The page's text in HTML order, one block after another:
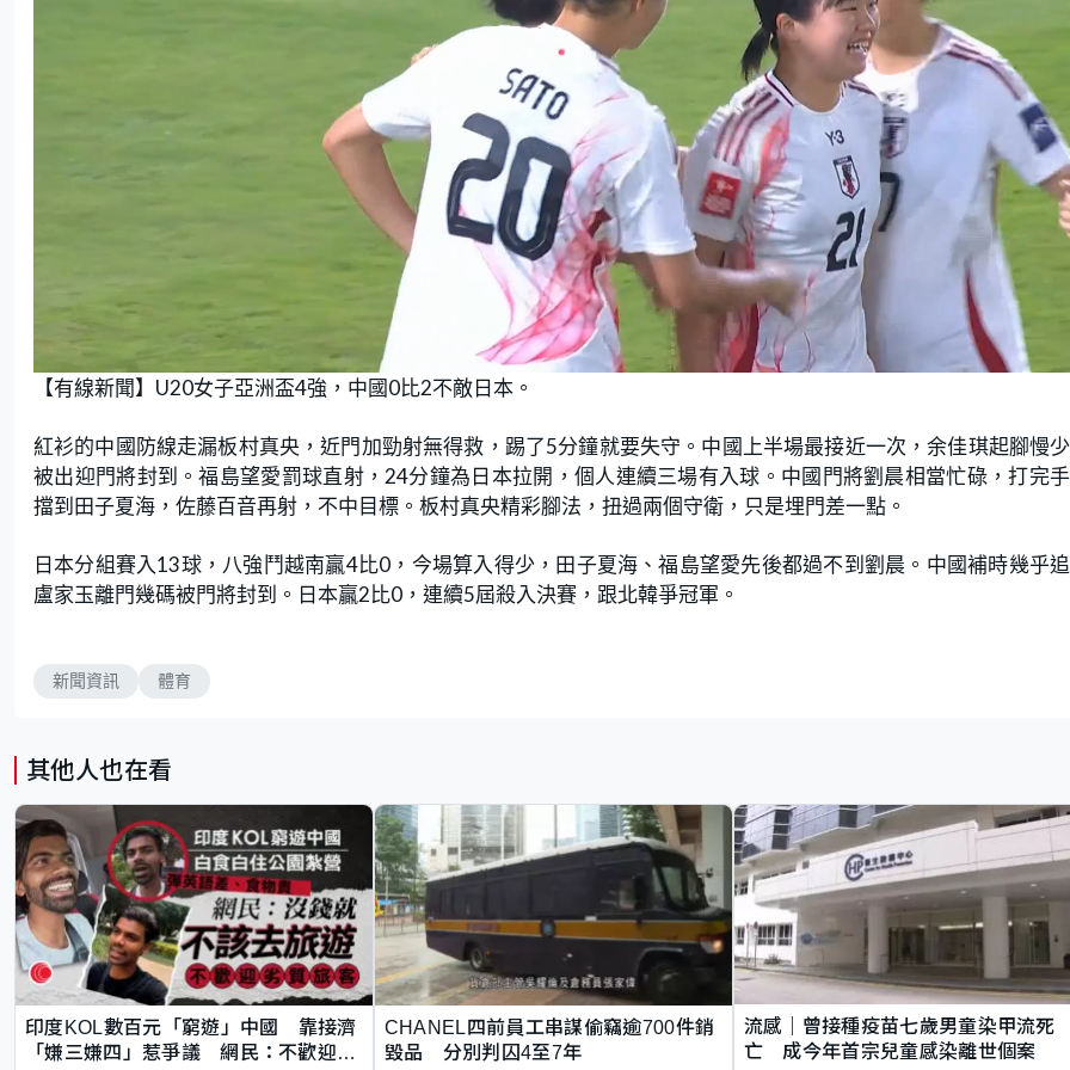
n
m
u
a
d
3
1
.
5
8
%
【有線新聞】U20女子亞洲盃4強，中國0比2不敵日本。
紅衫的中國防線走漏板村真央，近門加勁射無得救，踢了5分鐘就要失守。中國上半場最接近一次，余佳琪起腳慢
被出迎門將封到。福島望愛罰球直射，24分鐘為日本拉開，個人連續三場有入球。中國門將劉晨相當忙碌，打完
擋到田子夏海，佐藤百音再射，不中目標。板村真央精彩腳法，扭過兩個守衛，只是埋門差一點。
日本分組賽入13球，八強鬥越南贏4比0，今場算入得少，田子夏海、福島望愛先後都過不到劉晨。中國補時幾乎
盧家玉離門幾碼被門將封到。日本贏2比0，連續5屆殺入決賽，跟北韓爭冠軍。
新聞資訊 體育
其他人也在看
印度KOL數百元「窮遊」中國 靠接濟
「嫌三嫌四」惹爭議 網民：不歡迎劣
CHANEL四前員工串謀偷竊逾700件銷
毀品 分別判囚4至7年
流感｜曾接種疫苗七歲男童染甲流死
亡 成今年首宗兒童感染離世個案